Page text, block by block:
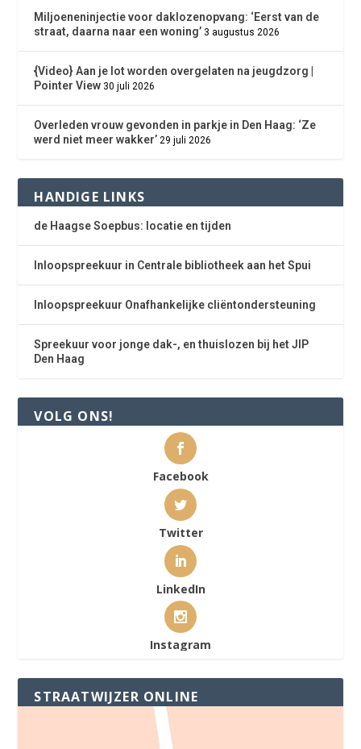
Miljoeneninjectie voor daklozenopvang: ‘Eerst van de
straat, daarna naar een woning’ 3 augustus 2026
{Video} Aan je lot worden overgelaten na jeugdzorg |
Pointer View 30 juli 2026
Overleden vrouw gevonden in parkje in Den Haag: ‘Ze
werd niet meer wakker’ 29 juli 2026
HANDIGE LINKS
de Haagse Soepbus: locatie en tijden
Inloopspreekuur in Centrale bibliotheek aan het Spui
Inloopspreekuur Onafhankelijke cliëntondersteuning
Spreekuur voor jonge dak-, en thuislozen bij het JIP
Den Haag
VOLG ONS!
Facebook
Twitter
LinkedIn
Instagram
STRAATWIJZER ONLINE